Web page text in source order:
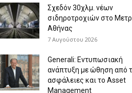
Σχεδόν 30χλμ. νέων
σιδηροτροχιών στο
Αθήνας
7 Αυγούστου 2026
Generali: Eντυπωσιακή
ανάπτυξη με ώθηση από
ασφάλειες και το Asset
Management